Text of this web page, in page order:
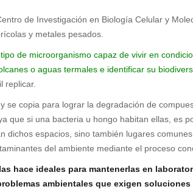
de Investigación en Biología Celular y
y metales pesados.
de microorganismo capaz de vivir en
o aguas termales e identificar su
replicar.
copia para lograr la degradación de
que si una bacteria u hongo habitan ellas, es
espacios, sino también lugares
del ambiente mediante el proceso
ideales para mantenerlas en
ambientales que exigen